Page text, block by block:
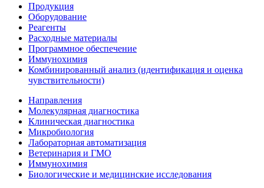
Продукция
Оборудование
Реагенты
Расходные материалы
Программное обеспечение
Иммунохимия
Комбинированный анализ (идентификация и оценка
чувствительности)
Направления
Молекулярная диагностика
Клиническая диагностика
Микробиология
Лабораторная автоматизация
Ветеринария и ГМО
Иммунохимия
Биологические и медицинские исследования